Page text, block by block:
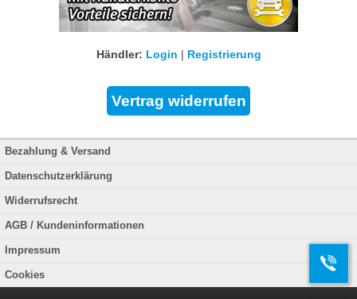
Händler: Login | Registrierung
Bezahlung & Versand
Datenschutzerklärung
Widerrufsrecht
AGB / Kundeninformationen
Impressum
Cookies